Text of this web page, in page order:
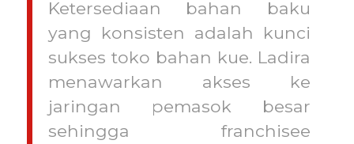
Ketersediaan bahan baku
yang konsisten adalah kunci
sukses toko bahan kue. Ladira
menawarkan akses ke
jaringan pemasok besar
sehingga franchisee